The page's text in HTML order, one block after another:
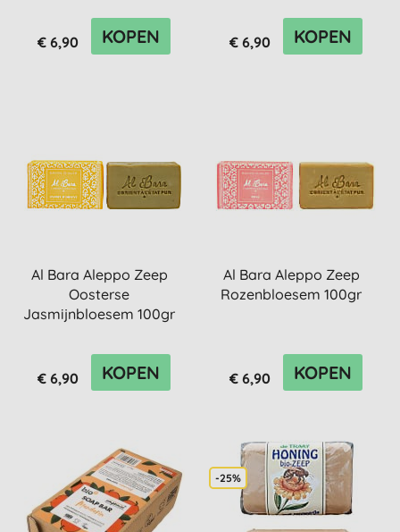
€ 6,90 KOPEN € 6,90 KOPEN
Al Bara Aleppo Zeep
Oosterse
Jasmijnbloesem 100gr
€ 6,90 KOPEN
Al Bara Aleppo Zeep
Rozenbloesem 100gr
€ 6,90 KOPEN
-25%